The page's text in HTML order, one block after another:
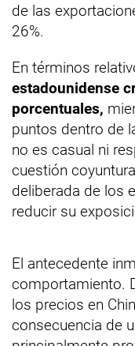
de las
26%.
En términos
estadounidense
porcentuales,
puntos dentro de
no es casual ni
cuestión
deliberada de los
reducir su
El antecedente
comportamiento.
los precios en
consecuencia de